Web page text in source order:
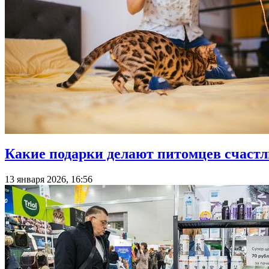
Какие подарки делают питомцев
13 января 2026, 16:56